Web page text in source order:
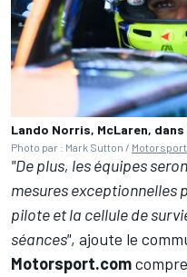
Lando Norris, McLaren,
Photo par : Mark Sutton /
"De plus, les équipes
mesures exceptionnelles
pilote et la cellule de
séances", ajoute le
Motorsport.com